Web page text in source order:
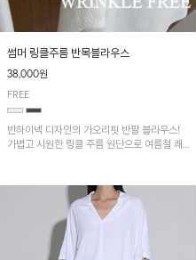
썸머 링클주름 반목블라우스
38,000원
FREE
반하이넥 디자인의 가오리핏 반팔 블라우스!
가볍고 시원한 링클 주름 원단으로 여름철 쾌